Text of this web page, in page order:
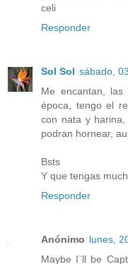
celi
Responder
Sol Sol sábado,
Me encantan,
época, tengo el
con nata y
podran hornear,
Bsts
Y que tengas
Responder
Anónimo lunes,
Maybe I`ll be